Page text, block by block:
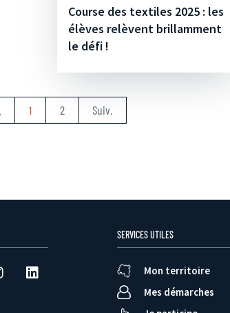
Course des textiles 2025 : les
élèves relèvent brillamment
le défi !
1 2 Suiv.
SERVICES UTILES
Mon territoire
Mes démarches